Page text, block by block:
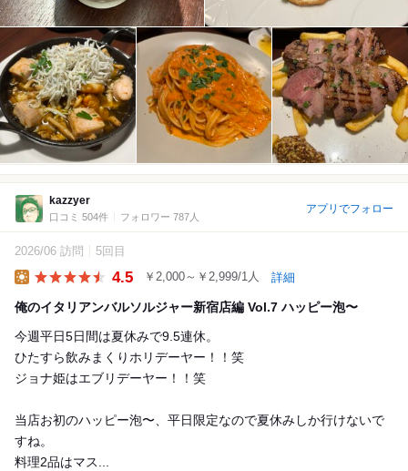
kazzyer
口コミ 504件 フォロワー 787人
アプリでフォロー
2026/06 訪問 5回目
4.5 ￥2,000～￥2,999/1人 詳細
俺のイタリアンバルソルジャー新宿店編 Vol.7 ハッピー泡〜
今週平日5日間は夏休みで9.5連休。
ひたすら飲みまくりホリデーヤー！！笑
ジョナ姫はエブリデーヤー！！笑
当店お初のハッピー泡〜、平日限定なので夏休みしか行けないで
すね。
料理2品はマス...